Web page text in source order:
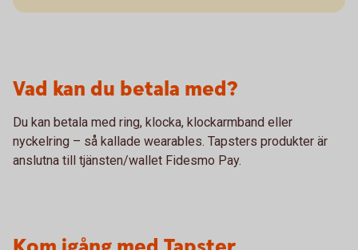
Vad kan du betala med?
Du kan betala med ring, klocka, klockarmband eller
nyckelring – så kallade wearables. Tapsters produkter är
anslutna till tjänsten/wallet Fidesmo Pay.